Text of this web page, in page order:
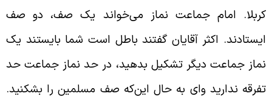
امام جماعت نماز می‌خواند یک صف، دو صف
اکثر آقایان گفتند باطل است شما بایستند یک
جماعت دیگر تشکیل بدهید، در حد نماز جماعت حد
ندارید وای به حال این‌که صف مسلمین را بشکنید.